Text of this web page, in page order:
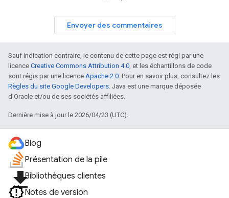
Envoyer des commentaires
Sauf indication contraire, le contenu de cette page est régi par une
licence Creative Commons Attribution 4.0, et les échantillons de code
sont régis par une licence Apache 2.0. Pour en savoir plus, consultez les
Règles du site Google Developers. Java est une marque déposée
d'Oracle et/ou de ses sociétés affiliées.
Dernière mise à jour le 2026/04/23 (UTC).
Blog
Présentation de la pile
file_downloadBibliothèques clientes
Notes de version